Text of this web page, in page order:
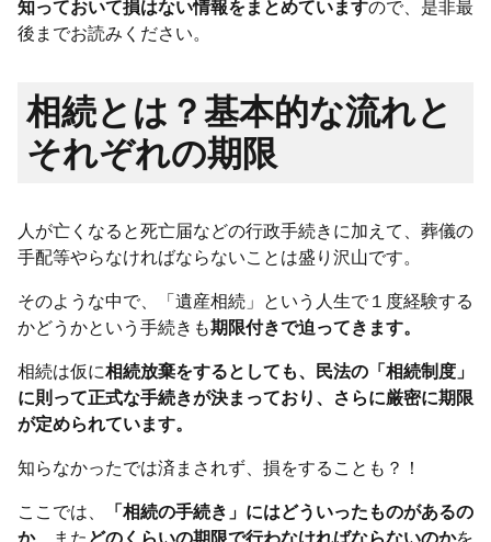
知っておいて損はない情報をまとめていますので、是非最
後までお読みください。
相続とは？基本的な流れと
それぞれの期限
人が亡くなると死亡届などの行政手続きに加えて、葬儀の
手配等やらなければならないことは盛り沢山です。
そのような中で、「遺産相続」という人生で１度経験する
かどうかという手続きも期限付きで迫ってきます。
相続は仮に相続放棄をするとしても、民法の「相続制度」
に則って正式な手続きが決まっており、さらに厳密に期限
が定められています。
知らなかったでは済まされず、損をすることも？！
ここでは、
「相続の手続き」にはどういったものがあるの
か、また どのくらいの期限で行わなければならないのかを